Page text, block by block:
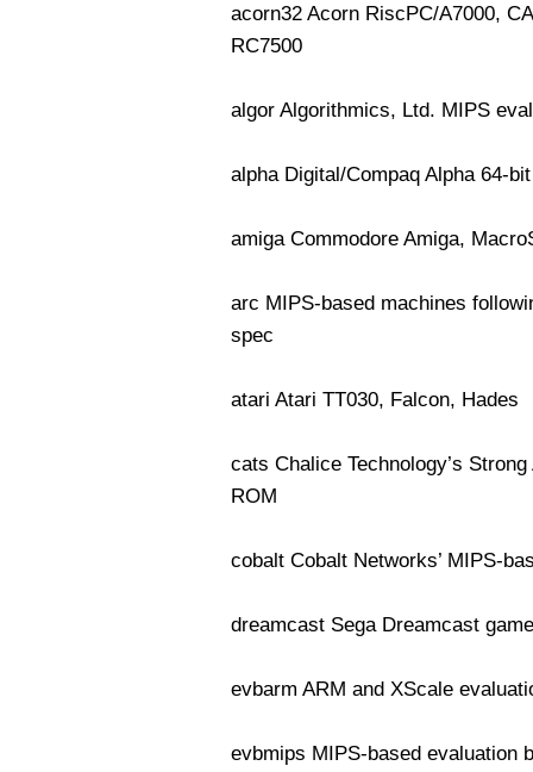
acorn32 Acorn RiscPC/A7000,
RC7500
algor Algorithmics, Ltd. MIPS
alpha Digital/Compaq Alpha 64-
amiga Commodore Amiga,
arc MIPS-based machines
spec
atari Atari TT030, Falcon, Hades
cats Chalice Technology’s
ROM
cobalt Cobalt Networks’ MIPS-
dreamcast Sega Dreamcast
evbarm ARM and XScale
evbmips MIPS-based evaluation